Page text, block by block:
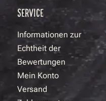
SERVICE
Informationen zur
Echtheit der
Bewertungen
Mein Konto
Versand